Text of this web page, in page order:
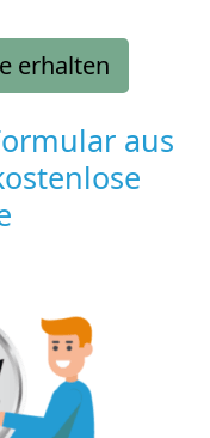
erhalten
aus